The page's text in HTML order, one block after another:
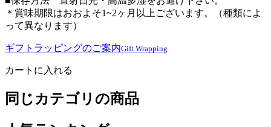
＊賞味期限はおおよそ1~2ヶ月以上ございます。（種類によ
って異なります）
ギフトラッピングのご案内Gift Wrapping
カートに入れる
同じカテゴリの商品